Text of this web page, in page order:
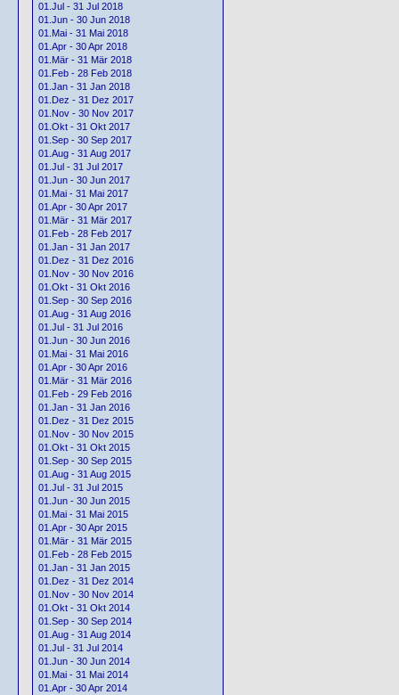
01.Jul - 31 Jul 2018
01.Jun - 30 Jun 2018
01.Mai - 31 Mai 2018
01.Apr - 30 Apr 2018
01.Mär - 31 Mär 2018
01.Feb - 28 Feb 2018
01.Jan - 31 Jan 2018
01.Dez - 31 Dez 2017
01.Nov - 30 Nov 2017
01.Okt - 31 Okt 2017
01.Sep - 30 Sep 2017
01.Aug - 31 Aug 2017
01.Jul - 31 Jul 2017
01.Jun - 30 Jun 2017
01.Mai - 31 Mai 2017
01.Apr - 30 Apr 2017
01.Mär - 31 Mär 2017
01.Feb - 28 Feb 2017
01.Jan - 31 Jan 2017
01.Dez - 31 Dez 2016
01.Nov - 30 Nov 2016
01.Okt - 31 Okt 2016
01.Sep - 30 Sep 2016
01.Aug - 31 Aug 2016
01.Jul - 31 Jul 2016
01.Jun - 30 Jun 2016
01.Mai - 31 Mai 2016
01.Apr - 30 Apr 2016
01.Mär - 31 Mär 2016
01.Feb - 29 Feb 2016
01.Jan - 31 Jan 2016
01.Dez - 31 Dez 2015
01.Nov - 30 Nov 2015
01.Okt - 31 Okt 2015
01.Sep - 30 Sep 2015
01.Aug - 31 Aug 2015
01.Jul - 31 Jul 2015
01.Jun - 30 Jun 2015
01.Mai - 31 Mai 2015
01.Apr - 30 Apr 2015
01.Mär - 31 Mär 2015
01.Feb - 28 Feb 2015
01.Jan - 31 Jan 2015
01.Dez - 31 Dez 2014
01.Nov - 30 Nov 2014
01.Okt - 31 Okt 2014
01.Sep - 30 Sep 2014
01.Aug - 31 Aug 2014
01.Jul - 31 Jul 2014
01.Jun - 30 Jun 2014
01.Mai - 31 Mai 2014
01.Apr - 30 Apr 2014